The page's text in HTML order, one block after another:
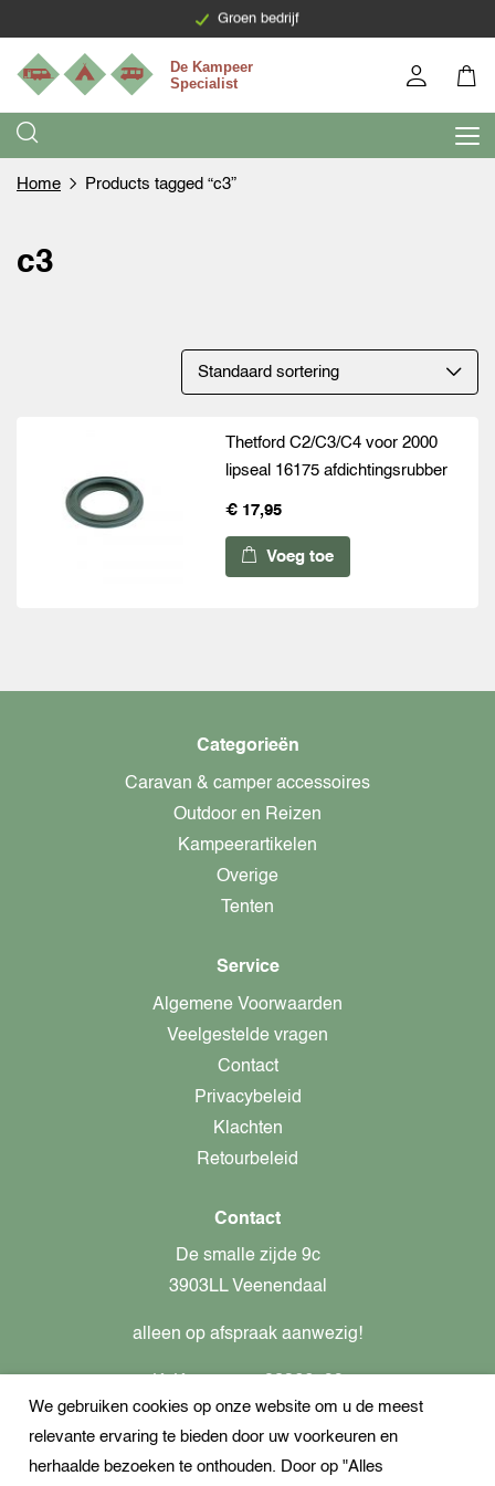
Groen bedrijf
Levering binnen 7 werkdagen
Home Products tagged “c3”
c3
Thetford C2/C3/C4 voor 2000
lipseal 16175 afdichtingsrubber
€ 17,95
Voeg toe
Categorieën
Caravan & camper accessoires
Outdoor en Reizen
Kampeerartikelen
Overige
Tenten
Service
Algemene Voorwaarden
Veelgestelde vragen
Contact
Privacybeleid
Klachten
Retourbeleid
Contact
De smalle zijde 9c
3903LL Veenendaal
alleen op afspraak aanwezig!
Btw-nummer: nl862437301B01
+31621944547
We gebruiken cookies op onze website om u de meest
relevante ervaring te bieden door uw voorkeuren en
herhaalde bezoeken te onthouden. Door op "Alles